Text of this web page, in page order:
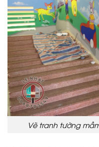
Vẽ tranh tường